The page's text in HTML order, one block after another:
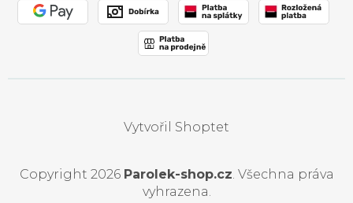
Vytvořil Shoptet
Copyright 2026 Parolek-shop.cz . Všechna práva
vyhrazena.